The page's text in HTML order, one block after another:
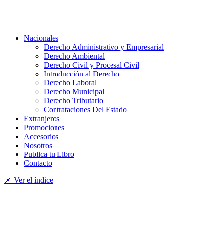
Nacionales
Derecho Administrativo y Empresarial
Derecho Ambiental
Derecho Civil y Procesal Civil
Introducción al Derecho
Derecho Laboral
Derecho Municipal
Derecho Tributario
Contrataciones Del Estado
Extranjeros
Promociones
Accesorios
Nosotros
Publica tu Libro
Contacto
📌 Ver el índice